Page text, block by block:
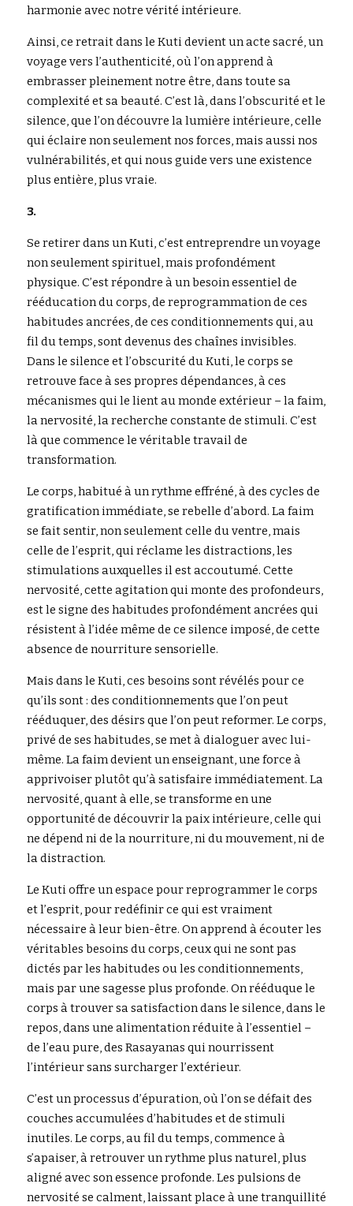
harmonie avec notre vérité intérieure.
Ainsi, ce retrait dans le Kuti devient un acte sacré, un
voyage vers l’authenticité, où l’on apprend à
embrasser pleinement notre être, dans toute sa
complexité et sa beauté. C’est là, dans l’obscurité et le
silence, que l’on découvre la lumière intérieure, celle
qui éclaire non seulement nos forces, mais aussi nos
vulnérabilités, et qui nous guide vers une existence
plus entière, plus vraie.
3.
Se retirer dans un Kuti, c’est entreprendre un voyage
non seulement spirituel, mais profondément
physique. C’est répondre à un besoin essentiel de
rééducation du corps, de reprogrammation de ces
habitudes ancrées, de ces conditionnements qui, au
fil du temps, sont devenus des chaînes invisibles.
Dans le silence et l’obscurité du Kuti, le corps se
retrouve face à ses propres dépendances, à ces
mécanismes qui le lient au monde extérieur – la faim,
la nervosité, la recherche constante de stimuli. C’est
là que commence le véritable travail de
transformation.
Le corps, habitué à un rythme effréné, à des cycles de
gratification immédiate, se rebelle d’abord. La faim
se fait sentir, non seulement celle du ventre, mais
celle de l’esprit, qui réclame les distractions, les
stimulations auxquelles il est accoutumé. Cette
nervosité, cette agitation qui monte des profondeurs,
est le signe des habitudes profondément ancrées qui
résistent à l’idée même de ce silence imposé, de cette
absence de nourriture sensorielle.
Mais dans le Kuti, ces besoins sont révélés pour ce
qu’ils sont : des conditionnements que l’on peut
rééduquer, des désirs que l’on peut reformer. Le corps,
privé de ses habitudes, se met à dialoguer avec lui-
même. La faim devient un enseignant, une force à
apprivoiser plutôt qu’à satisfaire immédiatement. La
nervosité, quant à elle, se transforme en une
opportunité de découvrir la paix intérieure, celle qui
ne dépend ni de la nourriture, ni du mouvement, ni de
la distraction.
Le Kuti offre un espace pour reprogrammer le corps
et l’esprit, pour redéfinir ce qui est vraiment
nécessaire à leur bien-être. On apprend à écouter les
véritables besoins du corps, ceux qui ne sont pas
dictés par les habitudes ou les conditionnements,
mais par une sagesse plus profonde. On rééduque le
corps à trouver sa satisfaction dans le silence, dans le
repos, dans une alimentation réduite à l’essentiel –
de l’eau pure, des Rasayanas qui nourrissent
l’intérieur sans surcharger l’extérieur.
C’est un processus d’épuration, où l’on se défait des
couches accumulées d’habitudes et de stimuli
inutiles. Le corps, au fil du temps, commence à
s’apaiser, à retrouver un rythme plus naturel, plus
aligné avec son essence profonde. Les pulsions de
nervosité se calment, laissant place à une tranquillité